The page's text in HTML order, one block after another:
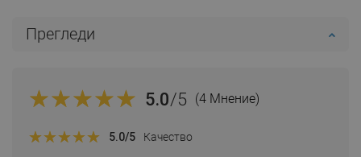
Прегледи
5.0/5 (4 Мнение)
5.0/5 Качество